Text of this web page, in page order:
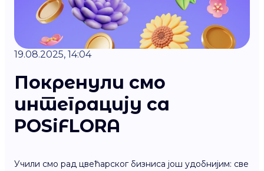
19.08.2025, 14:04
Покренули смо
интеграцију са
POSiFLORA
Учили смо рад цвећарског бизниса још удобнијим: све